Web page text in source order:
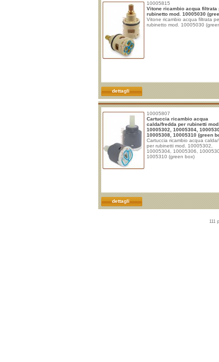
10005815
Vitone ricambio acqua filtrata
rubinetto mod. 10005030
Vitone ricambio acqua filtrata
rubinetto mod. 10005030
dettagli
10005807
Cartuccia ricambio acqua
calda/fredda per rubinetti
10005302, 10005304,
10005308, 10005310 (green
Cartuccia ricambio acqua
per rubinetti mod. 10005302,
10005304, 10005306,
1005310 (green box)
dettagli
111